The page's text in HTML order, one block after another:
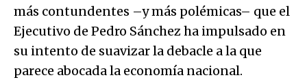
más contundentes –y más polémicas– que el
Ejecutivo de Pedro Sánchez ha impulsado en
su intento de suavizar la debacle a la que
parece abocada la economía nacional.